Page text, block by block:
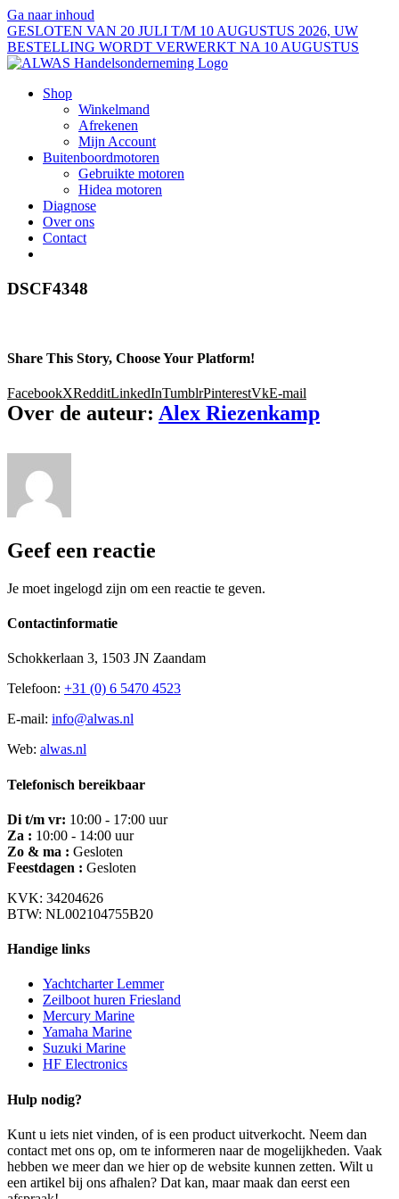
Ga naar inhoud
GESLOTEN VAN 20 JULI T/M 10 AUGUSTUS 2026, UW
BESTELLING WORDT VERWERKT NA 10 AUGUSTUS
Shop
Winkelmand
Afrekenen
Mijn Account
Buitenboordmotoren
Gebruikte motoren
Hidea motoren
Diagnose
Over ons
Contact
DSCF4348
Share This Story, Choose Your Platform!
FacebookXRedditLinkedInTumblrPinterestVkE-mail
Over de auteur: Alex Riezenkamp
Geef een reactie
Je moet ingelogd zijn om een reactie te geven.
Contactinformatie
Schokkerlaan 3, 1503 JN Zaandam
Telefoon: +31 (0) 6 5470 4523
E-mail: info@alwas.nl
Web: alwas.nl
Telefonisch bereikbaar
Di t/m vr: 10:00 - 17:00 uur
Za : 10:00 - 14:00 uur
Zo & ma : Gesloten
Feestdagen : Gesloten
KVK: 34204626
BTW: NL002104755B20
Handige links
Yachtcharter Lemmer
Zeilboot huren Friesland
Mercury Marine
Yamaha Marine
Suzuki Marine
HF Electronics
Hulp nodig?
Kunt u iets niet vinden, of is een product uitverkocht. Neem dan
contact met ons op, om te informeren naar de mogelijkheden. Vaak
hebben we meer dan we hier op de website kunnen zetten. Wilt u
een artikel bij ons afhalen? Dat kan, maar maak dan eerst een